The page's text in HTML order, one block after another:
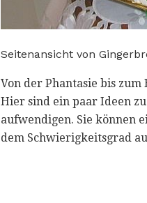
Seitenansicht von
Von der Phantasie bis
Hier sind ein paar Ideen
aufwendigen. Sie können
dem Schwierigkeitsgrad